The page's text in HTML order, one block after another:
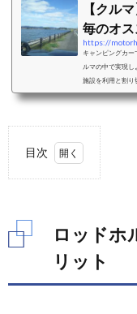
【クル
毎のオ
https://
キャンピングカ
ルマの中で実現し
施設を利用と割り
考えることをおす
り大人二人＋小さ
目次
1.
ト・
ロッドホ
リット